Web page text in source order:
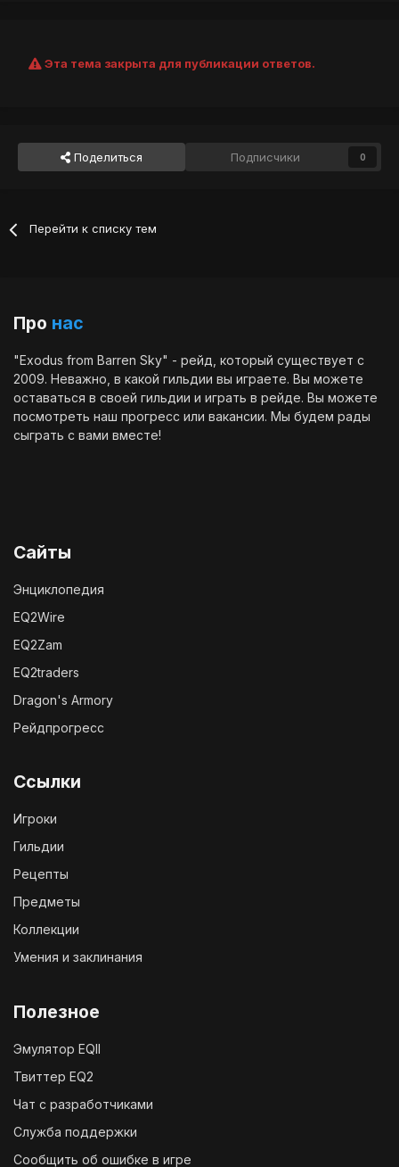
Эта тема закрыта для публикации ответов.
Поделиться Подписчики 0
Перейти к списку тем
Про нас
"Exodus from Barren Sky" - рейд, который существует с
2009. Неважно, в какой гильдии вы играете. Вы можете
оставаться в своей гильдии и играть в рейде. Вы можете
посмотреть наш прогресс или вакансии. Мы будем рады
сыграть с вами вместе!
Сайты
Энциклопедия
EQ2Wire
EQ2Zam
EQ2traders
Dragon's Armory
Рейдпрогресс
Ссылки
Игроки
Гильдии
Рецепты
Предметы
Коллекции
Умения и заклинания
Полезное
Эмулятор EQII
Твиттер EQ2
Чат с разработчиками
Служба поддержки
Сообщить об ошибке в игре